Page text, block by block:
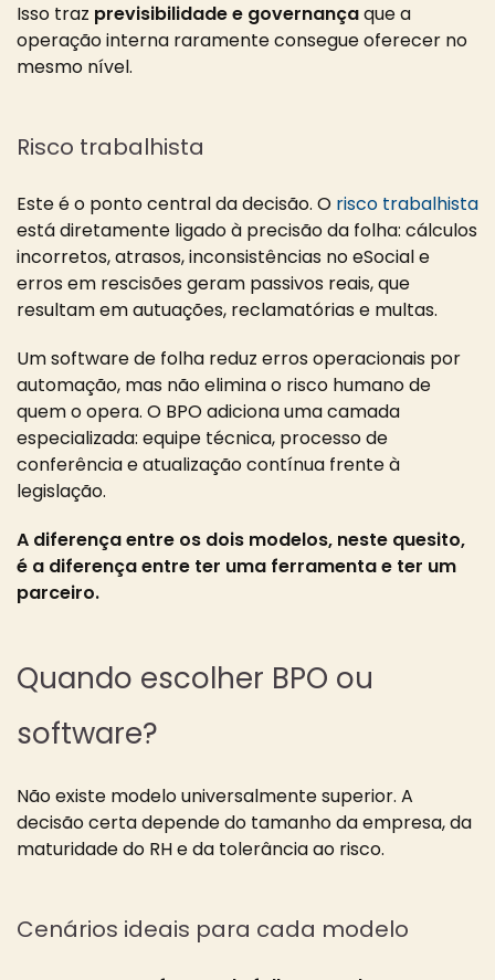
Isso traz previsibilidade e governançaque a
operação interna raramente consegue oferecer no
mesmo nível.
Risco trabalhista
Este é o ponto central da decisão. O risco trabalhista
está diretamente ligado à precisão da folha: cálculos
incorretos, atrasos, inconsistências no eSocial e
erros em rescisões geram passivos reais, que
resultam em autuações, reclamatórias e multas.
Um software de folha reduz erros operacionais por
automação, mas não elimina o risco humano de
quem o opera. O BPO adiciona uma camada
especializada: equipe técnica, processo de
conferência e atualização contínua frente à
legislação.
A diferença entre os dois modelos, neste quesito,
é a diferença entre ter uma ferramenta e ter um
parceiro.
Quando escolher BPO ou
software?
Não existe modelo universalmente superior. A
decisão certa depende do tamanho da empresa, da
maturidade do RH e da tolerância ao risco.
Cenários ideais para cada modelo